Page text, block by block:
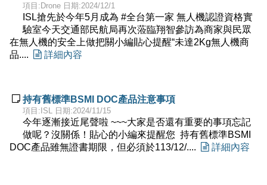
項目:Drone 日期:2024/12/1
ISL搶先於今年5月成為 #全台第一家 無人機認證資格實
驗室今天交通部民航局再次蒞臨翔智參訪為商家與民眾
在無人機的安全上做把關小編貼心提醒“未達2Kg無人機商
品....
 詳細內容
 持有舊標準BSMI DOC產品注意事項
項目:ISL 日期:2024/11/15
今年逐漸接近尾聲啦​ ~~~大家是否還有重要的事項忘記
做呢​？沒關係！貼心的小編來提醒您 ​ 持有舊標準BSMI
DOC產品雖無證書期限，但必須於113/12/....
 詳細內容